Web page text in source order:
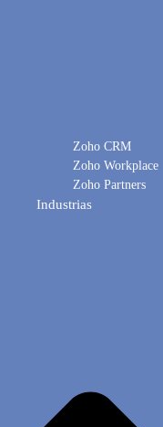
Zoho CRM
Zoho Workplace
Zoho Partners
Industrias